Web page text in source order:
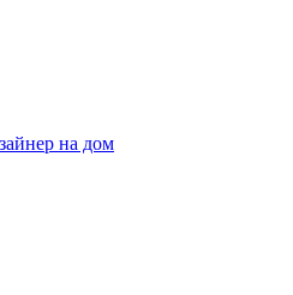
на дом